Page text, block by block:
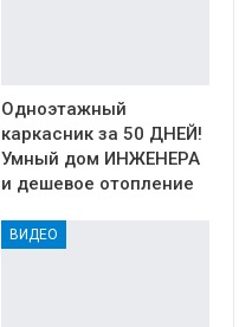
Одноэтажный
каркасник за 50 ДНЕЙ!
Умный дом ИНЖЕНЕРА
и дешевое отопление
ВИДЕО